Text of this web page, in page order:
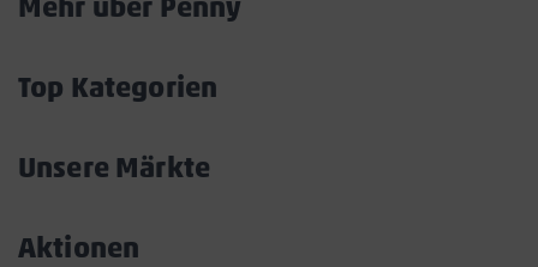
Mehr über Penny
Top Kategorien
Unsere Märkte
Aktionen